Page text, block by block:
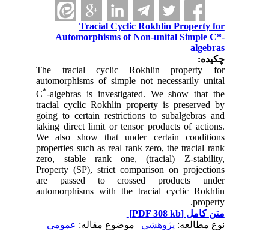
Tracial Cyclic Rokhlin Property for
Automorphisms of Non-unital Simple C*-
algebras
چکیده:
The tracial cyclic Rokhlin property for
automorphisms of simple not necessarily unital
C*-algebras is investigated. We show that the
tracial cyclic Rokhlin property is preserved by
going to certain restrictions to subalgebras and
taking direct limit or tensor products of actions.
We also show that under certain conditions
properties such as real rank zero, the tracial rank
zero, stable rank one, (tracial) Z-stability,
Property (SP), strict comparison on projections
are passed to crossed products under
automorphisms with the tracial cyclic Rokhlin
property.
متن کامل[PDF 308 kb]
نوع مطالعه:پژوهشي| موضوع مقاله:عمومى